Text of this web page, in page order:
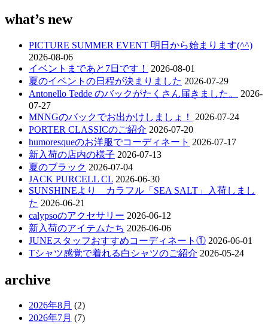
what’s new
PICTURE SUMMER EVENT 明日から始まります(^^)
2026-08-06
イベントまであと7日です！
2026-08-01
夏のイベントの日程が決まりました 2026-07-29
Antonello Tedde のバックがたくさん届きました。
2026-
07-27
MNNGのバックでお出かけしましょ！
2026-07-24
PORTER CLASSICのご紹介 2026-07-20
humoresqueのお洋服でコーディネート 2026-07-17
新入荷の店内の様子 2026-07-13
夏のブラック 2026-07-04
JACK PURCELL CL 2026-06-30
SUNSHINEより カラフル「SEA SALT」入荷しまし
た 2026-06-21
calypsoのアクセサリー 2026-06-12
新入荷のアイテムたち 2026-06-06
JUNEスタッフおすすめコーディネート① 2026-06-01
Tシャツ感覚で着れる白シャツのご紹介 2026-05-24
archive
2026年8月 (2)
2026年7月 (7)